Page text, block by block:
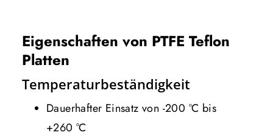
Eigenschaften von PTFE Teflon
Platten
Temperaturbeständigkeit
Dauerhafter Einsatz von -200 °C bis
+260 °C